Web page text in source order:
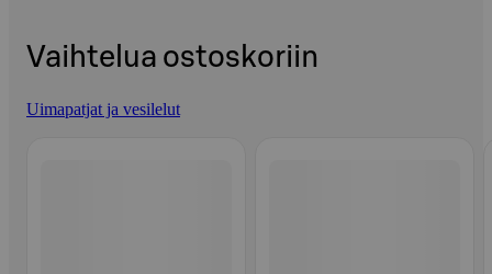
Vaihtelua ostoskoriin
Uimapatjat ja vesilelut